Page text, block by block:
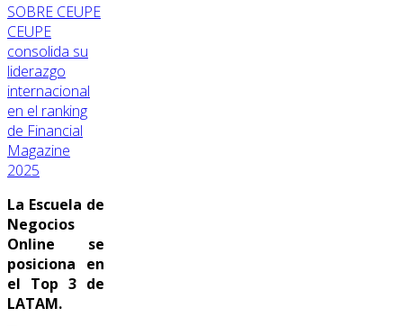
SOBRE CEUPE
CEUPE
consolida su
liderazgo
internacional
en el ranking
de Financial
Magazine
2025
La Escuela de
Negocios
Online se
posiciona en
el Top 3 de
LATAM.